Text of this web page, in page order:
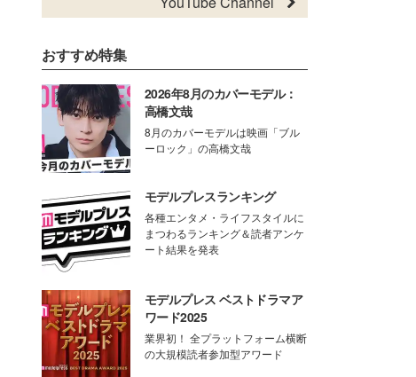
おすすめ特集
2026年8月のカバーモデル：
高橋文哉
8月のカバーモデルは映画「ブル
ーロック」の高橋文哉
モデルプレスランキング
各種エンタメ・ライフスタイルに
まつわるランキング＆読者アンケ
ート結果を発表
モデルプレス ベストドラマア
ワード2025
業界初！ 全プラットフォーム横断
の大規模読者参加型アワード